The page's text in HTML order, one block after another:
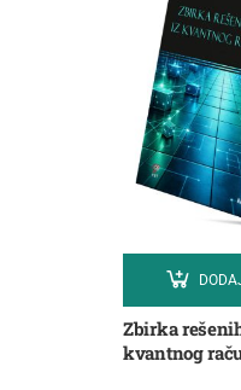
Zbirka
kvantnog